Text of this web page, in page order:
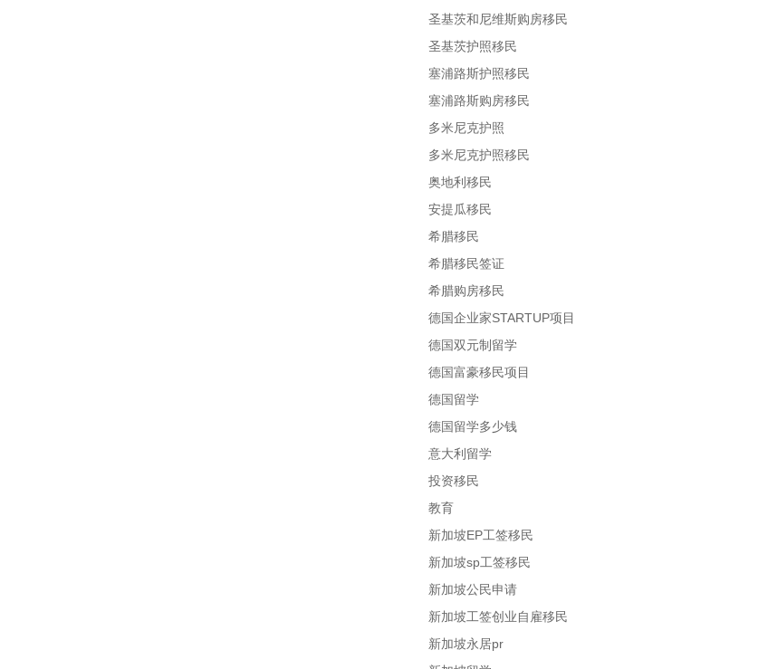
圣基茨和尼维斯购房移民
圣基茨护照移民
塞浦路斯护照移民
塞浦路斯购房移民
多米尼克护照
多米尼克护照移民
奥地利移民
安提瓜移民
希腊移民
希腊移民签证
希腊购房移民
德国企业家STARTUP项目
德国双元制留学
德国富豪移民项目
德国留学
德国留学多少钱
意大利留学
投资移民
教育
新加坡EP工签移民
新加坡sp工签移民
新加坡公民申请
新加坡工签创业自雇移民
新加坡永居pr